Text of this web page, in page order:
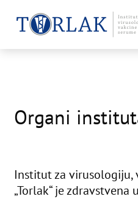
Organi
Institut za virusologiju,
„Torlak“ je zdravstvena